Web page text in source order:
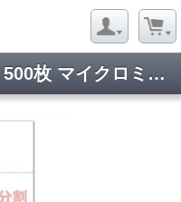
ミシン目用紙【B5】6分割 500枚 マイクロミシン目入りPPC用紙 YO-034 スーパーホワイト